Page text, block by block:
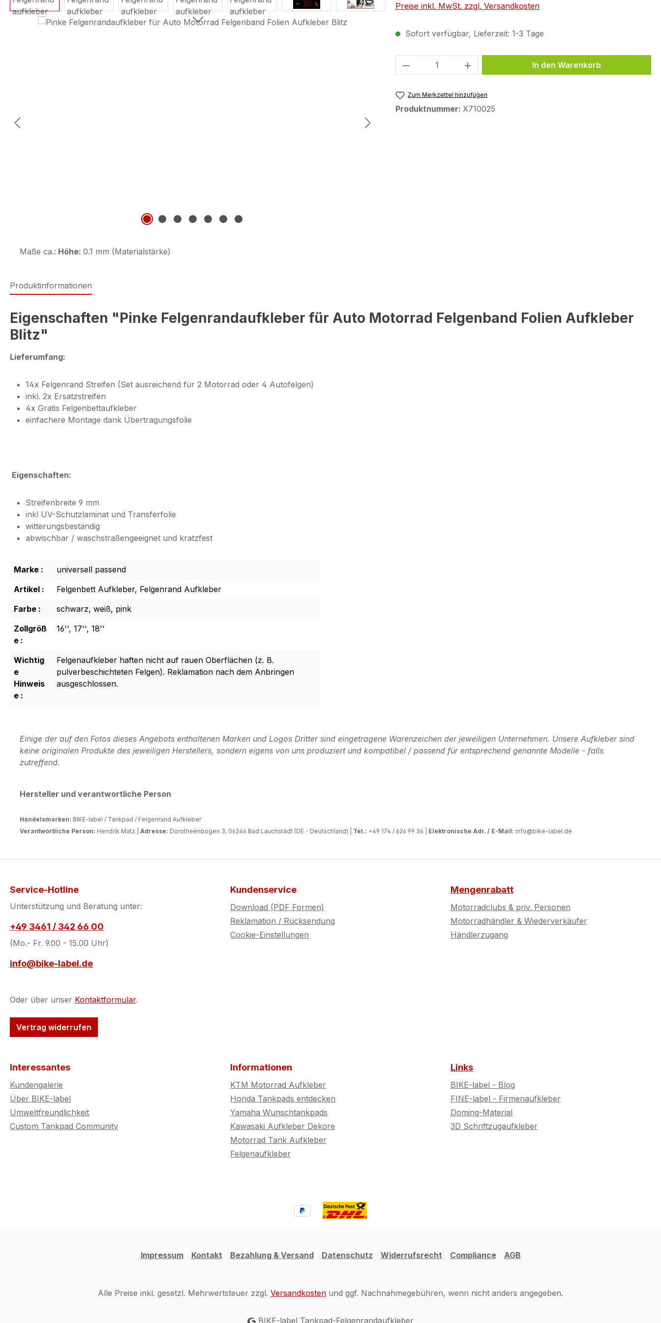
Preise inkl. MwSt. zzgl. Versandkosten
Sofort verfügbar, Lieferzeit: 1-3 Tage
Produkt Anzahl: Gib den gewünschten Wert
In den Warenkorb
Zum Merkzettel hinzufügen
Produktnummer: X710025
Maße ca.: Höhe: 0.1 mm (Materialstärke)
Produktinformationen
Eigenschaften "Pinke Felgenrandaufkleber für Auto Motorrad Felgenband Folien Aufkleber
Blitz"
Lieferumfang:
14x Felgenrand Streifen (Set ausreichend für 2 Motorrad oder 4 Autofelgen)
inkl. 2x Ersatzstreifen
4x Gratis Felgenbettaufkleber
einfachere Montage dank Übertragungsfolie
Eigenschaften:
Streifenbreite 9 mm
inkl UV-Schutzlaminat und Transferfolie
witterungsbeständig
abwischbar / waschstraßengeeignet und kratzfest
Marke :
universell passend
Artikel :
Felgenbett Aufkleber, Felgenrand Aufkleber
Farbe :
schwarz, weiß, pink
Zollgröß
e :
16'', 17'', 18''
Wichtig
e
Hinweis
e :
Felgenaufkleber haften nicht auf rauen Oberflächen (z. B.
pulverbeschichteten Felgen). Reklamation nach dem Anbringen
ausgeschlossen.
Einige der auf den Fotos dieses Angebots enthaltenen Marken und Logos Dritter sind eingetragene Warenzeichen der jeweiligen Unternehmen. Unsere Aufkleber sind
keine originalen Produkte des jeweiligen Herstellers, sondern eigens von uns produziert und kompatibel / passend für entsprechend genannte Modelle - falls
zutreffend.
Hersteller und verantwortliche Person
Handelsmarken: BIKE-label / Tankpad / Felgenrand Aufkleber
Verantwortliche Person: Hendrik Matz | Adresse: Dorotheenbogen 3, 06246 Bad Lauchstädt (DE - Deutschland) | Tel.: +49 174 / 626 99 36 | Elektronische Adr. / E-Mail: info@bike-label.de
Service-Hotline
Unterstützung und Beratung unter:
+49 3461 / 342 66 00
(Mo.- Fr. 9.00 - 15.00 Uhr)
info@bike-label.de
Oder über unser Kontaktformular.
Vertrag widerrufen
Kundenservice
Download (PDF Formen)
Reklamation / Rücksendung
Cookie-Einstellungen
Mengenrabatt
Motorradclubs & priv. Personen
Motorradhändler & Wiederverkäufer
Händlerzugang
Interessantes
Kundengalerie
Über BIKE-label
Umweltfreundlichkeit
Custom Tankpad Community
Informationen
KTM Motorrad Aufkleber
Honda Tankpads entdecken
Yamaha Wunschtankpads
Kawasaki Aufkleber Dekore
Motorrad Tank Aufkleber
Felgenaufkleber
Links
BIKE-label - Blog
FINE-label - Firmenaufkleber
Doming-Material
3D Schriftzugaufkleber
Impressum Kontakt Bezahlung & Versand Datenschutz Widerrufsrecht Compliance AGB
Alle Preise inkl. gesetzl. Mehrwertsteuer zzgl. Versandkosten und ggf. Nachnahmegebühren, wenn nicht anders angegeben.
BIKE-label Tankpad-Felgenrandaufkleber